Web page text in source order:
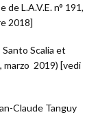
de L.A.V.E. n° 191,
2018]
Scalia et
marzo 2019) [vedi
Claude Tanguy